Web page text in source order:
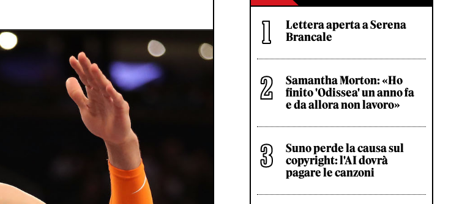
Lettera aperta a Serena
Brancale
Samantha Morton: «Ho
finito 'Odissea' un anno fa
e da allora non lavoro»
Suno perde la causa sul
copyright: l'AI dovrà
pagare le canzoni